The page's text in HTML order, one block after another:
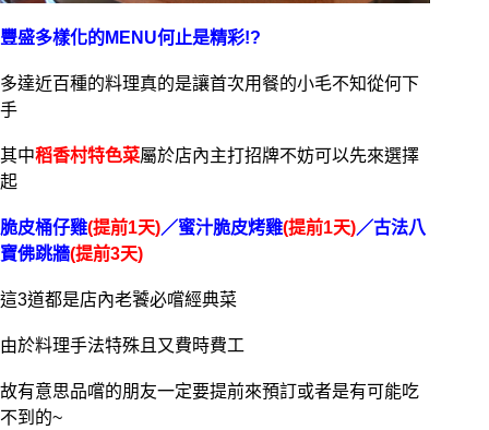
豐盛多樣化的MENU何止是精彩!?
多達近百種的料理真的是讓首次用餐的小毛不知從何下
手
其中稻香村特色菜屬於店內主打招牌不妨可以先來選擇
起
脆皮桶仔雞(提前1天)／蜜汁脆皮烤雞(提前1天)／古法八
寶佛跳牆(提前3天)
這3道都是店內老饕必嚐經典菜
由於料理手法特殊且又費時費工
故有意思品嚐的朋友一定要提前來預訂或者是有可能吃
不到的~